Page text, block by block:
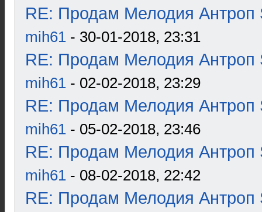
RE: Продам Мелодия Антроп
mih61 - 30-01-2018, 23:31
RE: Продам Мелодия Антроп
mih61 - 02-02-2018, 23:29
RE: Продам Мелодия Антроп
mih61 - 05-02-2018, 23:46
RE: Продам Мелодия Антроп
mih61 - 08-02-2018, 22:42
RE: Продам Мелодия Антроп